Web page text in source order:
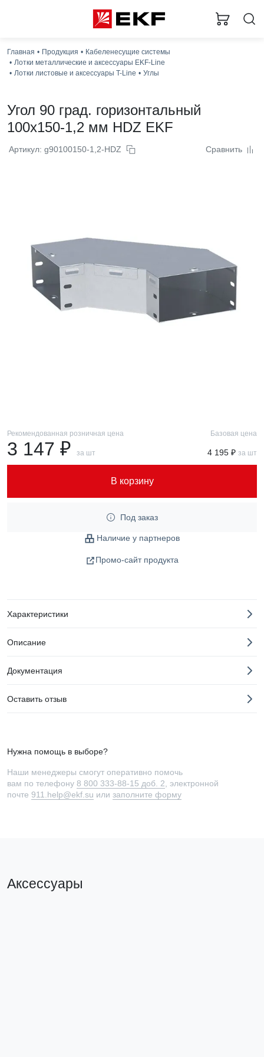
Главная Продукция
Кабеленесущие системы
Лотки металлические и аксессуары EKF-Line
Лотки листовые и аксессуары T-Line
Углы
Угол 90 град. горизонтальный
100x150-1,2 мм HDZ EKF
Артикул: g90100150-1,2-HDZ Сравнить
Рекомендованная розничная цена
3 147 ₽ за шт
Базовая цена
4 195 ₽ за шт
В корзину
Под заказ
Наличие у партнеров
Промо-сайт продукта
Характеристики
Описание
Документация
Оставить отзыв
Нужна помощь в выборе?
Наши менеджеры смогут оперативно помочь
вам по телефону 8 800 333-88-15 доб. 2 , электронной
почте 911.help@ekf.su или заполните форму
Аксессуары